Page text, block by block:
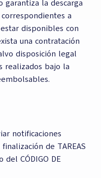
garantiza la descarga
a
disponibles con
una contratación
disposición legal
realizados bajo la
notificaciones
de TAREAS
CÓDIGO DE